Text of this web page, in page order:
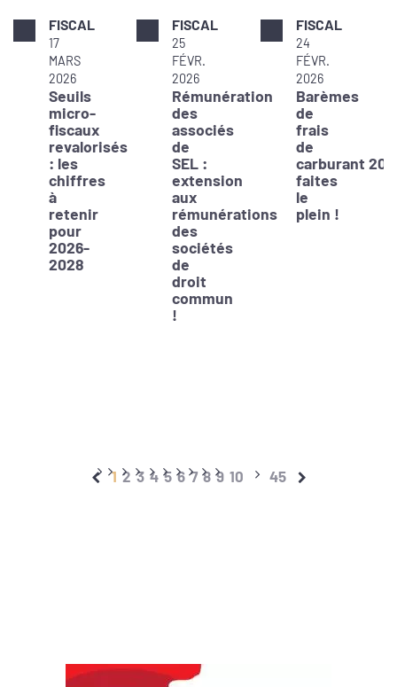
FISCAL
17
MARS
2026
Seuils
micro-
fiscaux
revalorisés
: les
chiffres
à
retenir
pour
2026-
2028
FISCAL
25
FÉVR.
2026
Rémunération
des
associés
de
SEL :
extension
aux
rémunérations
des
sociétés
de
droit
commun
!
FISCAL
24
FÉVR.
2026
Barèmes
de
frais
de
carburant
faites
le
plein !
1 2 3 4 5 6 7 8 9 10 45